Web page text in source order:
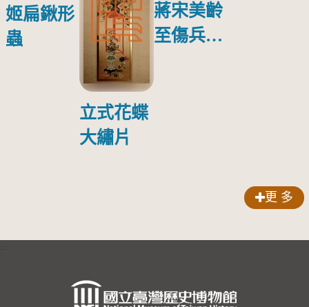
姬扁鍬形
蟲
立式花蝶
大繡片
蔣宋美齡
至傷兵醫
傷日本戰
更 多